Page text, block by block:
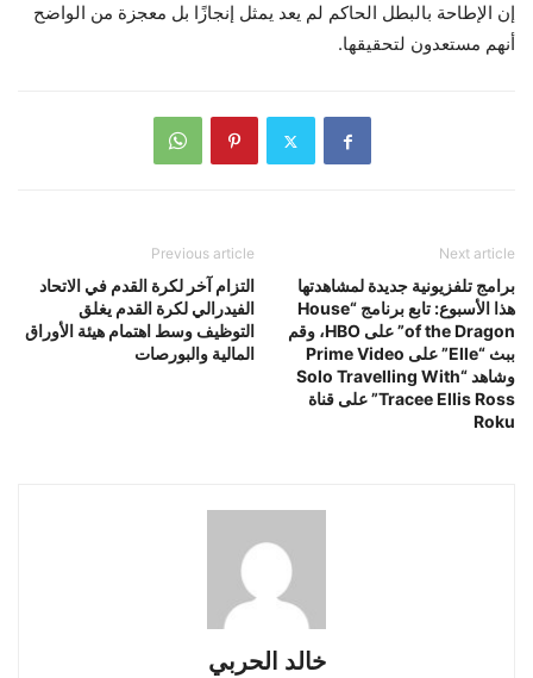
إن الإطاحة بالبطل الحاكم لم يعد يمثل إنجازًا بل معجزة من الواضح
أنهم مستعدون لتحقيقها.
Previous article
التزام آخر لكرة القدم في الاتحاد
الفيدرالي لكرة القدم يغلق
التوظيف وسط اهتمام هيئة الأوراق
المالية والبورصات
Next article
برامج تلفزيونية جديدة لمشاهدتها
هذا الأسبوع: تابع برنامج “House
of the Dragon” على HBO، وقم
ببث “Elle” على Prime Video
وشاهد “Solo Travelling With
Tracee Ellis Ross” على قناة
Roku
خالد الحربي